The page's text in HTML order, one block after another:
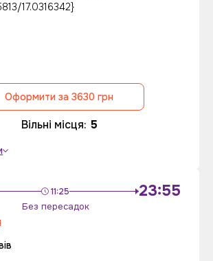
17.0316342}
Оформити за 3630 грн
Вільні місця: 5
11:25
Без пересадок
23:55